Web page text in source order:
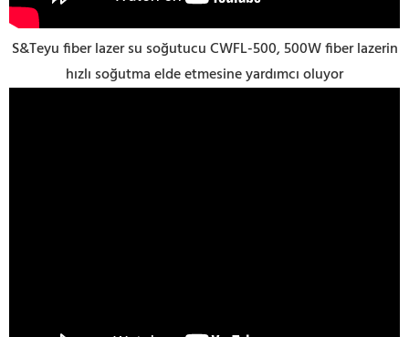
S&Teyu fiber lazer su soğutucu CWFL-500, 500W fiber lazerin
hızlı soğutma elde etmesine yardımcı oluyor